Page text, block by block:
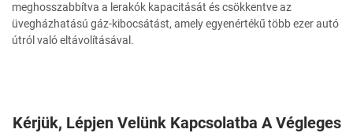
meghosszabbítva a lerakók kapacitását és csökkentve az
üvegházhatású gáz-kibocsátást, amely egyenértékű több ezer autó
útról való eltávolításával.
Kérjük, Lépjen Velünk Kapcsolatba A Végleges